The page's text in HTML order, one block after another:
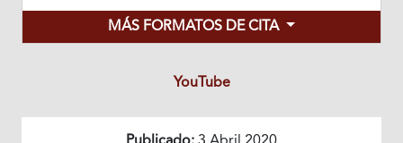
MÁS FORMATOS DE CITA
YouTube